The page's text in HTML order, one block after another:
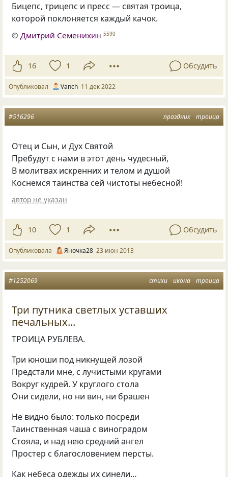
Бицепс, трицепс и пресс — святая троица,
которой поклоняется каждый качок.
© Дмитрий Семенихин 5590
16 1 Обсудить
Опубликовал Vanch 11 дек 2022
праздник троица
#516296
Отец и Сын, и Дух Святой
Пребудут с нами в этот день чудесный,
В молитвах искренних и телом и душой
Коснемся таинства сей чистоты небесной!
автор не указан
10 1 Обсудить
Опубликовала Яночка28 23 июн 2013
стихи икона троица
#1252069
Три путника светлых уставших
печальных...
ТРОИЦА РУБЛЕВА.
Три юноши под никнущей лозой
Предстали мне, с лучистыми кругами
Вокруг кудрей. У круглого стола
Они сидели, но ни вин, ни брашен
Не видно было: только посреди
Таинственная чаша с виноградом
Стояла, и над нею средний ангел
Простер с благословением персты.
Как небеса одежды их синели…